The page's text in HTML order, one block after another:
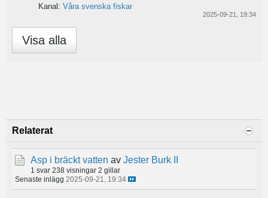
Kanal: Våra svenska fiskar
2025-09-21, 19:34
Visa alla
Relaterat
Asp i bräckt vatten av Jester Burk II
1 svar 238 visningar 2 gillar
Senaste inlägg 2025-09-21, 19:34